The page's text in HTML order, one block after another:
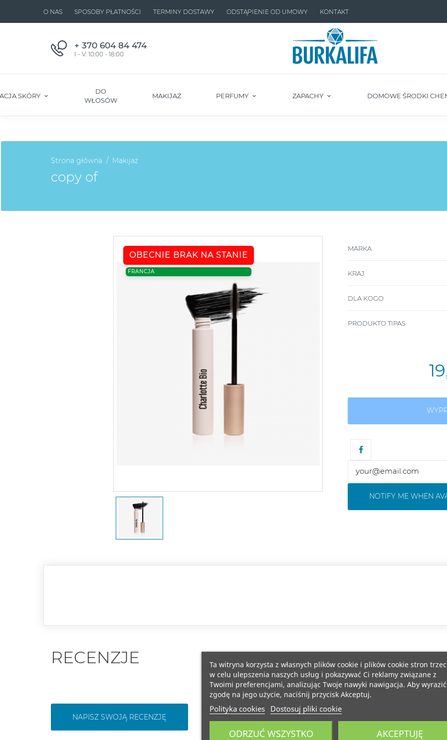
O NAS SPOSOBY PŁATNOŚCI TERMINY DOSTAWY ODSTĄPIENIE OD UMOWY KONTAKT
+ 370 604 84 474
I - V: 10:00 - 18:00
SKÓRY
DO
WŁOSÓW
MAKIJAŻ PERFUMY ZAPACHY DOMOWE ŚRODKI
Strona główna Makijaż
copy of
OBECNIE BRAK NA STANIE
FRANCJA
MARKA
KRAJ
DLA KOGO
PRODUKTO TIPAS
NOTIFY ME WHEN
RECENZJE
NAPISZ SWOJĄ RECENZJĘ
Ta witryna korzysta z własnych plików cookie i plików cookie stron
w celu ulepszenia naszych usług i pokazywać Ci reklamy związane z
Twoimi preferencjami, analizując Twoje nawyki nawigacja. Aby wyrazić
zgodę na jego użycie, naciśnij przycisk Akceptuj.
Polityka cookies Dostosuj pliki cookie
ODRZUĆ WSZYSTKO AKCEPTUJĘ